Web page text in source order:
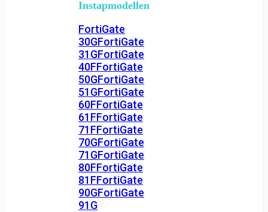
Instapmodellen
FortiGate
30GFortiGate
31GFortiGate
40FFortiGate
50GFortiGate
51GFortiGate
60FFortiGate
61FFortiGate
71FFortiGate
70GFortiGate
71GFortiGate
80FFortiGate
81FFortiGate
90GFortiGate
91G